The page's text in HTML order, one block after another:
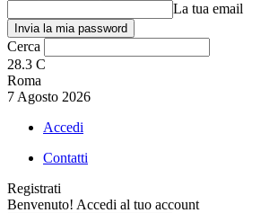
La tua email
Cerca
28.3 C
Roma
7 Agosto 2026
Accedi
Contatti
Registrati
Benvenuto! Accedi al tuo account